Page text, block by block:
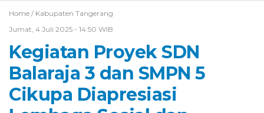
Home / Kabupaten Tangerang
Jumat, 4 Juli 2025 - 14:50 WIB
Kegiatan Proyek SDN
Balaraja 3 dan SMPN 5
Cikupa Diapresiasi